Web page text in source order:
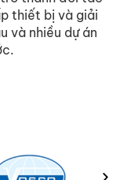
thiết bị và giải
và nhiều dự án